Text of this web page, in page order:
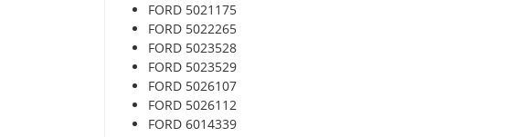
FORD 5021175
FORD 5022265
FORD 5023528
FORD 5023529
FORD 5026107
FORD 5026112
FORD 6014339